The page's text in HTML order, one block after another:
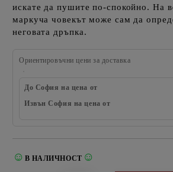
искате да пушите по-спокойно. На
маркуча човекът може сам да
неговата дръпка.
Ориентировъчни цени за доставка
До София на цена от
Извън София на цена от
☺ В НАЛИЧНОСТ ☺